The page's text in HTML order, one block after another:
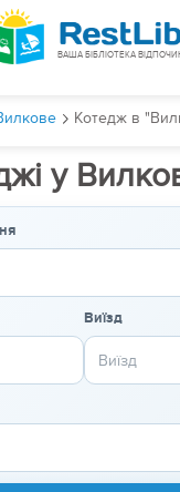
ВАША БІБЛІОТЕКА
Котедж в
у
Виїзд